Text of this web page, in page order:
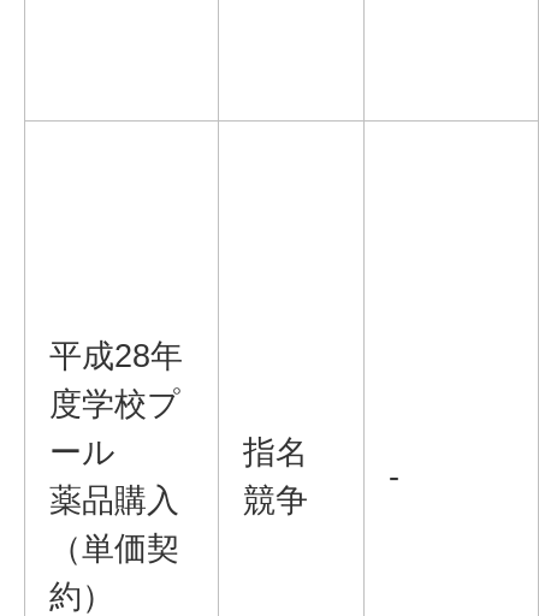
平成28年
度学校プ
ール
薬品購入
（単価契
約）
指名
競争
-